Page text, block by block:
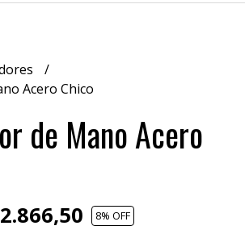
Acero Chico
de Mano Acero
8% OFF